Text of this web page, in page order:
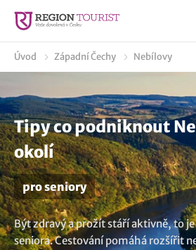
Úvod Západní Čechy Nebílovy
Tipy co podniknout
okolí
pro seniory
Být zdravý a prožít stáří aktivně, to
seniora. Cestování pomáhá rozšířit